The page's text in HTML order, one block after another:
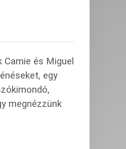
és Miguel
egy
megnézzünk